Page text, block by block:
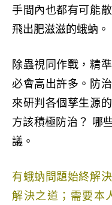
手間內也都有可能
飛出肥滋滋的蛾蚋。
除蟲視同作戰，精
必會高出許多。防
來研判各個孳生源
方該積極防治？ 哪
議。
有蛾蚋問題始終解
解決之道；需要本